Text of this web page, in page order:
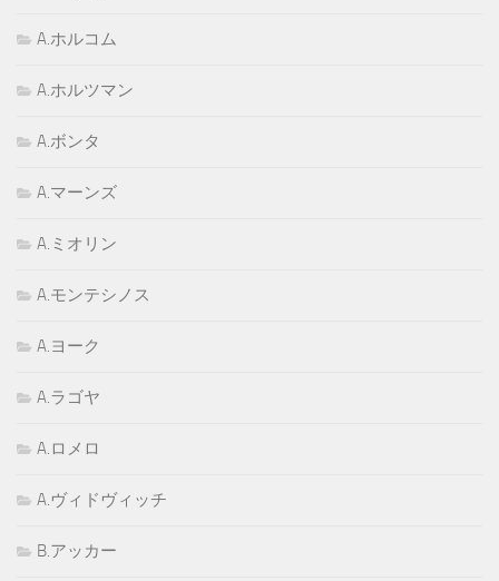
A.ホルコム
A.ホルツマン
A.ボンタ
A.マーンズ
A.ミオリン
A.モンテシノス
A.ヨーク
A.ラゴヤ
A.ロメロ
A.ヴィドヴィッチ
B.アッカー